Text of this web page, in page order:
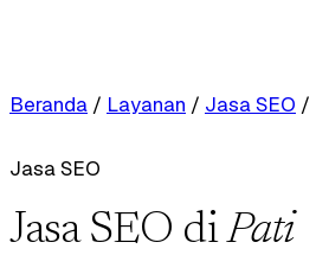
Beranda / Layanan / Jasa SEO /
Jasa SEO
Jasa SEO diPati